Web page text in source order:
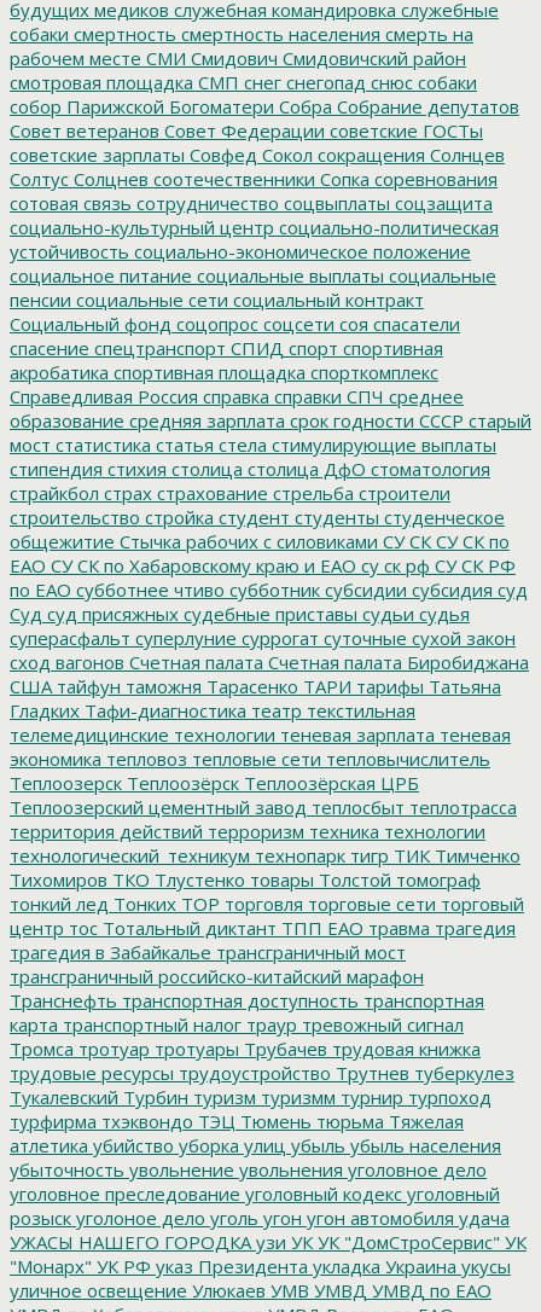
будущих медиков служебная командировка служебные
собаки смертность смертность населения смерть на
рабочем месте СМИ Смидович Смидовичский район
смотровая площадка СМП снег снегопад снюс собаки
собор Парижской Богоматери Собра Собрание депутатов
Совет ветеранов Совет Федерации советские ГОСТы
советские зарплаты Совфед Сокол сокращения Солнцев
Солтус Солцнев соотечественники Сопка соревнования
сотовая связь сотрудничество соцвыплаты соцзащита
социально-культурный центр социально-политическая
устойчивость социально-экономическое положение
социальное питание социальные выплаты социальные
пенсии социальные сети социальный контракт
Социальный фонд соцопрос соцсети соя спасатели
спасение спецтранспорт СПИД спорт спортивная
акробатика спортивная площадка спорткомплекс
Справедливая Россия справка справки СПЧ среднее
образование средняя зарплата срок годности СССР старый
мост статистика статья стела стимулирующие выплаты
стипендия стихия столица столица ДфО стоматология
страйкбол страх страхование стрельба строители
строительство стройка студент студенты студенческое
общежитие Стычка рабочих с силовиками СУ СК СУ СК по
ЕАО СУ СК по Хабаровскому краю и ЕАО су ск рф СУ СК РФ
по ЕАО субботнее чтиво субботник субсидии субсидия суд
Суд суд присяжных судебные приставы судьи судья
суперасфальт суперлуние суррогат суточные сухой закон
сход вагонов Счетная палата Счетная палата Биробиджана
США тайфун таможня Тарасенко ТАРИ тарифы Татьяна
Гладких Тафи-диагностика театр текстильная
телемедицинские технологии теневая зарплата теневая
экономика тепловоз тепловые сети тепловычислитель
Теплоозерск Теплоозёрск Теплоозёрская ЦРБ
Теплоозерский цементный завод теплосбыт теплотрасса
территория действий терроризм техника технологии
технологический_техникум технопарк тигр ТИК Тимченко
Тихомиров ТКО Тлустенко товары Толстой томограф
тонкий лед Тонких ТОР торговля торговые сети торговый
центр тос Тотальный диктант ТПП ЕАО травма трагедия
трагедия в Забайкалье трансграничный мост
трансграничный российско-китайский марафон
Транснефть транспортная доступность транспортная
карта транспортный налог траур тревожный сигнал
Тромса тротуар тротуары Трубачев трудовая книжка
трудовые ресурсы трудоустройство Трутнев туберкулез
Тукалевский Турбин туризм туризмм турнир турпоход
турфирма тхэквондо ТЭЦ Тюмень тюрьма Тяжелая
атлетика убийство уборка улиц убыль убыль населения
убыточность увольнение увольнения уголовное дело
уголовное преследование уголовный кодекс уголовный
розыск уголоное дело уголь угон угон автомобиля удача
УЖАСЫ НАШЕГО ГОРОДКА узи УК УК "ДомСтроСервис" УК
"Монарх" УК РФ указ Президента укладка Украина укусы
уличное освещение Улюкаев УМВ УМВД УМВД по ЕАО